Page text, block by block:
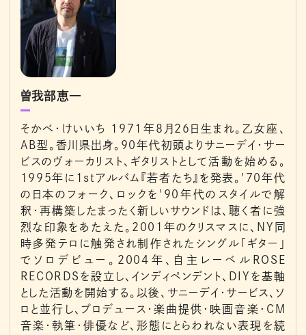
曽我部恵一
そかべ・けいいち 1971年8月26日生まれ。乙女座、
AB型。香川県出身。90年代初頭よりサニーデイ・サー
ビスのヴォーカリスト、ギタリストとして活動を始める。
1995年に1stアルバム『若者たち』を発表。'70年代
の日本のフォーク、ロックを'90年代のスタイルで解
釈・再構築したまったく新しいサウンドは、聴く者に強
烈な印象をあたえた。2001年のクリスマスに、NY同
時多発テロに触発され制作されたシングル「ギター」
でソロデビュー。2004年、自主レーベルROSE
RECORDSを設立し、インディペンデント、DIYを基軸
とした活動を開始する。以後、サニーデイ・サービス、ソ
ロと並行し、プロデュース・楽曲提供・映画音楽・CM
音楽・執筆・俳優など、形態にとらわれない表現を続